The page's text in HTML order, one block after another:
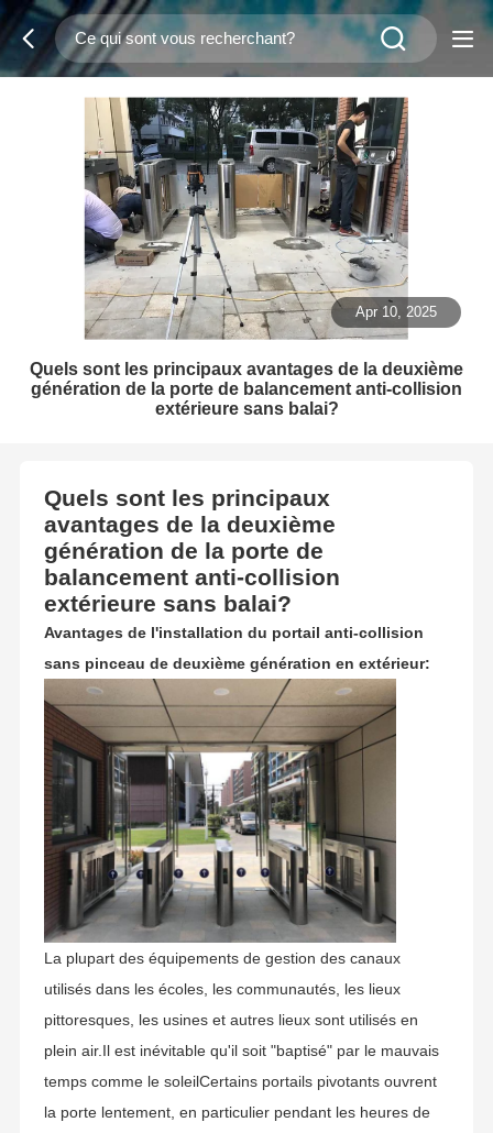
Apr 10, 2025
Quels sont les principaux avantages de la deuxième
génération de la porte de balancement anti-collision
extérieure sans balai?
Quels sont les principaux
avantages de la deuxième
génération de la porte de
balancement anti-collision
extérieure sans balai?
Avantages de l'installation du portail anti-collision
sans pinceau de deuxième génération en extérieur:
La plupart des équipements de gestion des canaux
utilisés dans les écoles, les communautés, les lieux
pittoresques, les usines et autres lieux sont utilisés en
plein air.Il est inévitable qu'il soit "baptisé" par le mauvais
temps comme le soleilCertains portails pivotants ouvrent
la porte lentement, en particulier pendant les heures de